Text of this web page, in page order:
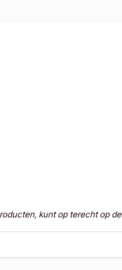
kunt op terecht op